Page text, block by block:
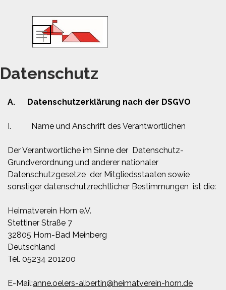
Menü überspringen
Datenschutz
A. Datenschutzerklärung nach der DSGVO
I. Name und Anschrift des Verantwortlichen
Der Verantwortliche im Sinne der Datenschutz-
Grundverordnung und anderer nationaler
Datenschutzgesetze der Mitgliedsstaaten sowie
sonstiger datenschutzrechtlicher Bestimmungen ist die:
Heimatverein Horn e.V.
Stettiner Straße 7
32805 Horn-Bad Meinberg
Deutschland
​Tel. 05234 201200
E-Mail:anne.oelers-albertin@heimatverein-horn.de